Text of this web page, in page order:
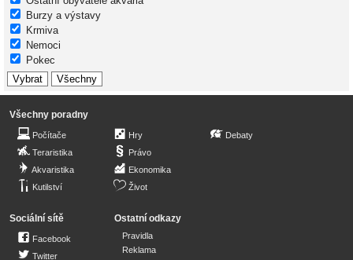
Burzy a výstavy
Krmiva
Nemoci
Pokec
Všechny poradny
Počítače
Teraristika
Akvaristika
Kutilství
Hry
Právo
Ekonomika
Život
Debaty
Sociální sítě
Facebook
Twitter
Ostatní odkazy
Pravidla
Reklama